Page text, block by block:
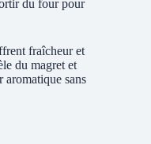
du four pour
fraîcheur et
du magret et
aromatique sans